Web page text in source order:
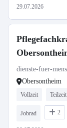
29.07.2026
dienste-fuer-
Obersontheim
Vollzeit Teilzeit
Jobrad 2